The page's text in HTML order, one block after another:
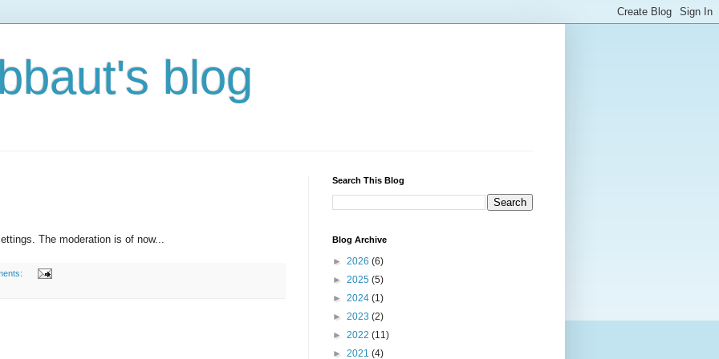
blog
The moderation is of now...
Search This Blog
Blog Archive
► 2026 (6)
► 2025 (5)
► 2024 (1)
► 2023 (2)
► 2022 (11)
► 2021 (4)